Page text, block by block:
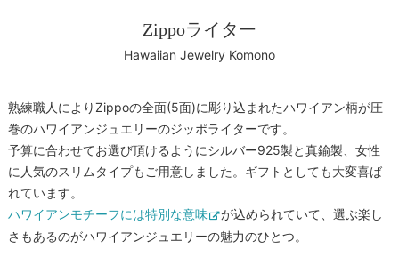
Zippoライター
Hawaiian Jewelry Komono
熟練職人によりZippoの全面(5面)に彫り込まれたハワイアン柄が圧
巻のハワイアンジュエリーのジッポライターです。
予算に合わせてお選び頂けるようにシルバー925製と真鍮製、女性
に人気のスリムタイプもご用意しました。ギフトとしても大変喜ば
れています。
ハワイアンモチーフには特別な意味
が込められていて、選ぶ楽し
さもあるのがハワイアンジュエリーの魅力のひとつ。